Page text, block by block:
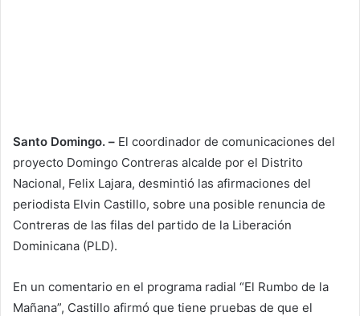
Santo Domingo. – El coordinador de comunicaciones del
proyecto Domingo Contreras alcalde por el Distrito
Nacional, Felix Lajara, desmintió las afirmaciones del
periodista Elvin Castillo, sobre una posible renuncia de
Contreras de las filas del partido de la Liberación
Dominicana (PLD).
En un comentario en el programa radial “El Rumbo de la
Mañana”, Castillo afirmó que tiene pruebas de que el